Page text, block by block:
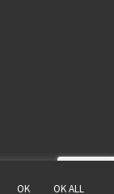
OK OK ALL